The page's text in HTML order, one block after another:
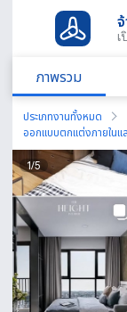
ภาพรวม
ประเภทงานทั้งหมด
ออกแบบตกแต่งภายในแ
1/5